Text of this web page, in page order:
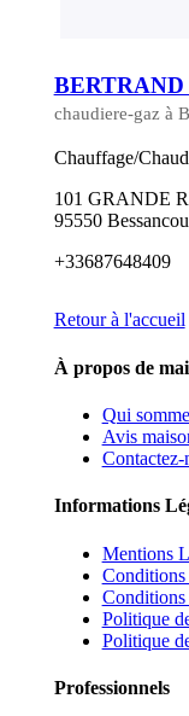
chaudiere-gaz à
Chauffage/
101 GRANDE
95550
+33687648409
Retour à l'accueil
À propos de
Qui
Avis
Contactez-
Informations
Mentions
Conditions
Conditions
Politique
Politique
Professionnels